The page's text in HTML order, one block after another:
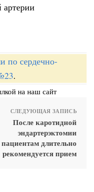
артерии
по сердечно-
.
на наш сайт
СЛЕДУЮЩАЯ ЗАПИСЬ
После каротидной
эндартерэктомии
пациентам длительно
рекомендуется прием